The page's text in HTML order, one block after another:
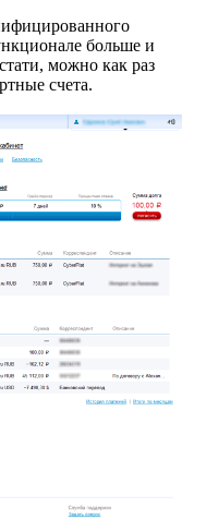
больше и
можно как раз
счета.